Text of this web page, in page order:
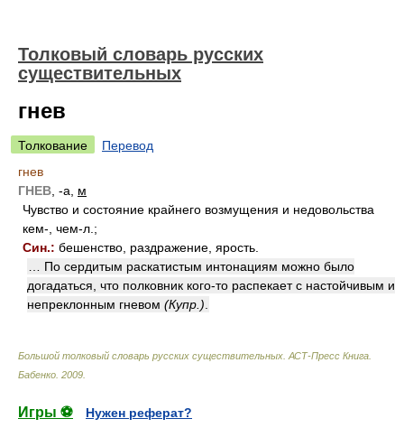
Толковый словарь русских
существительных
гнев
Толкование
Перевод
гнев
ГНЕВ , -а, м
Чувство и состояние крайнего возмущения и недовольства
кем-, чем-л.;
Син.: бешенство, раздражение, ярость.
… По сердитым раскатистым интонациям можно было
догадаться, что полковник кого-то распекает с настойчивым и
непреклонным гневом (Купр.)
Большой толковый словарь русских существительных. АСТ-Пресс Книга
Бабенко 2009
Игры ⚽
Нужен реферат?